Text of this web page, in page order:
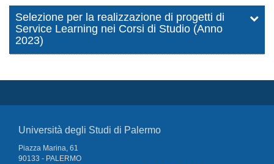
Selezione per la realizzazione di progetti di
Service Learning nei Corsi di Studio (Anno
2023)
Università degli Studi di Palermo
Piazza Marina, 61
90133 - PALERMO